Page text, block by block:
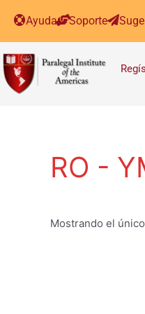
Ayuda Soporte
RO -
Mostrando el